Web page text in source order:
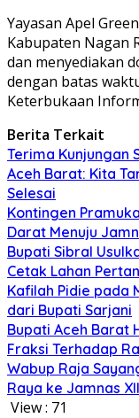
Yayasan Apel
Kabupaten Nagan
dan menyediakan
dengan batas
Keterbukaan
Berita Terkait
Terima Kunjungan
Aceh Barat: Kita
Selesai
Kontingen
Darat Menuju
Bupati Sibral
Cetak Lahan
Kafilah Pidie pada
dari Bupati Sarjani
Bupati Aceh Barat
Fraksi Terhadap
Wabup Raja
Raya ke Jamnas
View : 71